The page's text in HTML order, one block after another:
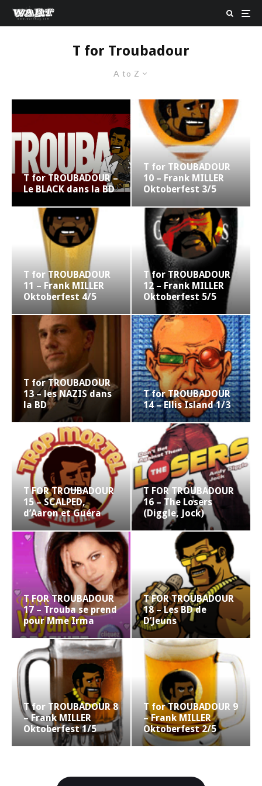
T for Troubadour
A to Z
T for TROUBADOUR –
Le BLACK dans la BD
T for TROUBADOUR
10 – Frank MILLER
Oktoberfest 3/5
T for TROUBADOUR
11 – Frank MILLER
Oktoberfest 4/5
T for TROUBADOUR
12 – Frank MILLER
Oktoberfest 5/5
T for TROUBADOUR
13 – les NAZIS dans
la BD
T for TROUBADOUR
14 – Ellis Island 1/3
T FOR TROUBADOUR
15 – SCALPED,
d’Aaron et Guéra
T FOR TROUBADOUR
16 – The Losers
(Diggle, Jock)
T FOR TROUBADOUR
17 – Trouba se prend
pour Mme Irma
T FOR TROUBADOUR
18 – Les BD de
D’Jeuns
T for TROUBADOUR 8
– Frank MILLER
Oktoberfest 1/5
T for TROUBADOUR 9
– Frank MILLER
Oktoberfest 2/5